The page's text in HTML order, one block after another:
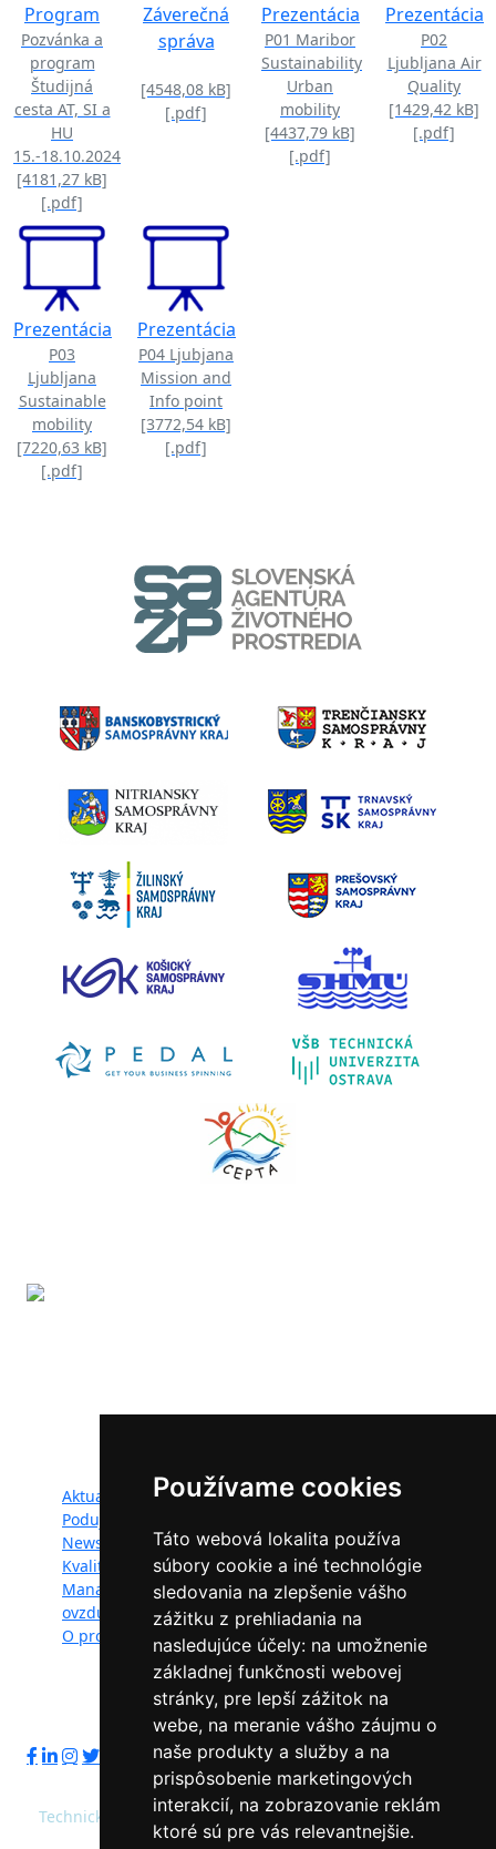
Používame cookies
Táto webová lokalita používa
súbory cookie a iné technológie
sledovania na zlepšenie vášho
zážitku z prehliadania na
nasledujúce účely: na umožnenie
základnej funkčnosti webovej
stránky, pre lepší zážitok na
webe, na meranie vášho záujmu o
naše produkty a služby a na
prispôsobenie marketingových
interakcií, na zobrazovanie reklám
ktoré sú pre vás relevantnejšie.
Program
Pozvánka a
program
Študijná
cesta AT, SI a
HU
15.-18.10.2024
[4181,27 kB]
[.pdf]
Záverečná
správa
[4548,08 kB]
[.pdf]
Prezentácia
P01 Maribor
Sustainability
Urban
mobility
[4437,79 kB]
[.pdf]
Prezentácia
P02
Ljubljana Air
Quality
[1429,42 kB]
[.pdf]
Prezentácia
P03
Ljubljana
Sustainable
mobility
[7220,63 kB]
[.pdf]
Prezentácia
P04 Ljubjana
Mission and
Info point
[3772,54 kB]
[.pdf]
Aktuality
Podujatia
Newsletter
Kvalita ovzdušia
Manažéri kvality
ovzdušia
O projekte
Dokumenty
Videogaléria
Kontakt
Ochrana osobných
údajov
Sledujte nás:
Technický prevádzkovateľ: Slovenská agentúra životného
prostredia